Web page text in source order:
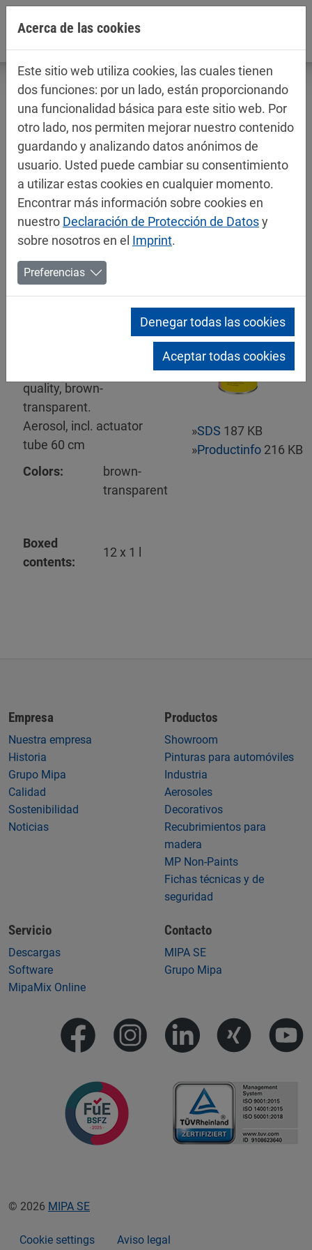
Jump directly to main navigation
Jump directly to content
Fichas técnicas / fichas de datos de
seguridad
Pinturas para automóviles
Hohlraumversiegelung
quality, brown-
transparent.
Aerosol, incl. actuator
tube 60 cm
Colors:
brown-
transparent
Boxed
contents:
12 x 1 l
»SDS 187 KB
»Productinfo 216 KB
Empresa
Nuestra empresa
Historia
Grupo Mipa
Calidad
Sostenibilidad
Noticias
Productos
Showroom
Pinturas para automóviles
Industria
Aerosoles
Decorativos
Recubrimientos para
madera
MP Non-Paints
Fichas técnicas y de
seguridad
Servicio
Descargas
Software
MipaMix Online
Contacto
MIPA SE
Grupo Mipa
© 2026 MIPA SE
Cookie settings Aviso legal
Acerca de las cookies
Este sitio web utiliza cookies, las cuales tienen
dos funciones: por un lado, están proporcionando
una funcionalidad básica para este sitio web. Por
otro lado, nos permiten mejorar nuestro contenido
guardando y analizando datos anónimos de
usuario. Usted puede cambiar su consentimiento
a utilizar estas cookies en cualquier momento.
Encontrar más información sobre cookies en
nuestro Declaración de Protección de Datosy
sobre nosotros en el Imprint.
Preferencias
Denegar todas las cookies
Aceptar todas cookies